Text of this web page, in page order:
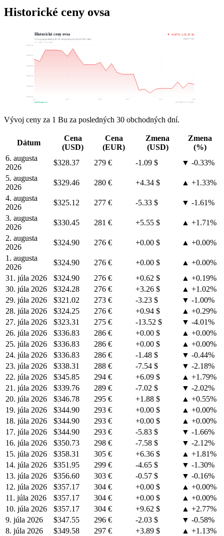
Historické ceny ovsa
Historické ceny ovsa
Vývoj za posledných 30 obchodných dní (USD / Bu)
8. 7. 2026 – 6. 8. 2026
▼ -6.07% (-21.21 $)
$328.37 / Bu
$326.69
$343.99
$352.64
$361.29
8.7. 14.7. 20.7. 25.7. 31.7.
WebTrader.cz OAT-SPOT • 6. 8. 2026
Vývoj ceny za 1 Bu za posledných 30 obchodných dní.
Dátum
Cena
(USD)
Cena
(EUR)
Zmena
(USD)
Zmena
(%)
6. augusta
2026
$328.37 279 € -1.09 $
▼ -0.33%
5. augusta
2026
$329.46 280 € +4.34 $
▲ +1.33%
4. augusta
2026
$325.12 277 € -5.33 $
▼ -1.61%
3. augusta
2026
$330.45 281 € +5.55 $
▲ +1.71%
2. augusta
2026
$324.90 276 € +0.00 $
▲ +0.00%
1. augusta
2026
$324.90 276 € +0.00 $
▲ +0.00%
31. júla 2026
$324.90 276 € +0.62 $
▲ +0.19%
30. júla 2026
$324.28 276 € +3.26 $
▲ +1.02%
29. júla 2026
$321.02 273 € -3.23 $
▼ -1.00%
28. júla 2026
$324.25 276 € +0.94 $
▲ +0.29%
27. júla 2026
$323.31 275 € -13.52 $
▼ -4.01%
26. júla 2026
$336.83 286 € +0.00 $
▲ +0.00%
25. júla 2026
$336.83 286 € +0.00 $
▲ +0.00%
24. júla 2026
$336.83 286 € -1.48 $
▼ -0.44%
23. júla 2026
$338.31 288 € -7.54 $
▼ -2.18%
22. júla 2026
$345.85 294 € +6.09 $
▲ +1.79%
21. júla 2026
$339.76 289 € -7.02 $
▼ -2.02%
20. júla 2026
$346.78 295 € +1.88 $
▲ +0.55%
19. júla 2026
$344.90 293 € +0.00 $
▲ +0.00%
18. júla 2026
$344.90 293 € +0.00 $
▲ +0.00%
17. júla 2026
$344.90 293 € -5.83 $
▼ -1.66%
16. júla 2026
$350.73 298 € -7.58 $
▼ -2.12%
15. júla 2026
$358.31 305 € +6.36 $
▲ +1.81%
14. júla 2026
$351.95 299 € -4.65 $
▼ -1.30%
13. júla 2026
$356.60 303 € -0.57 $
▼ -0.16%
12. júla 2026
$357.17 304 € +0.00 $
▲ +0.00%
11. júla 2026
$357.17 304 € +0.00 $
▲ +0.00%
10. júla 2026
$357.17 304 € +9.62 $
▲ +2.77%
9. júla 2026
$347.55 296 € -2.03 $
▼ -0.58%
8. júla 2026
$349.58 297 € +3.89 $ ▲ +1.13%